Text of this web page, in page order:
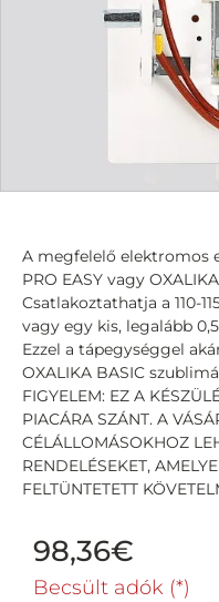
A megfelelő elektromos
PRO EASY vagy
Csatlakoztathatja a 110-
vagy egy kis, legalább
Ezzel a tápegységgel
OXALIKA BASIC
FIGYELEM: EZ A
PIACÁRA SZÁNT. A
CÉLÁLLOMÁSOKHOZ
RENDELÉSEKET,
FELTÜNTETETT
98,36€
Becsült adók (*)